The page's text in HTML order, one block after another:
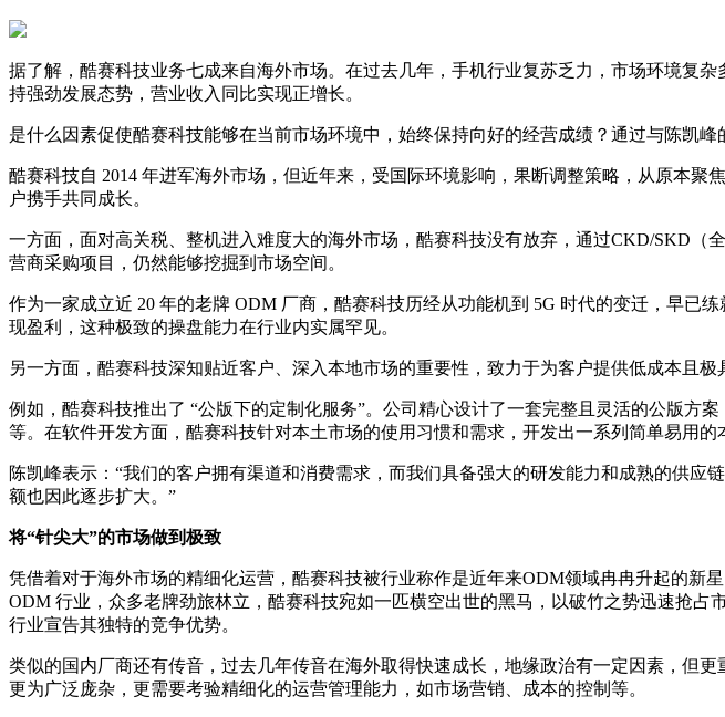
据了解，酷赛科技业务七成来自海外市场。在过去几年，手机行业复苏乏力，市场环境复
持强劲发展态势，营业收入同比实现正增长。
是什么因素促使酷赛科技能够在当前市场环境中，始终保持向好的经营成绩？通过与陈凯
酷赛科技自 2014 年进军海外市场，但近年来，受国际环境影响，果断调整策略，从原本
户携手共同成长。
一方面，面对高关税、整机进入难度大的海外市场，酷赛科技没有放弃，通过CKD/SKD
营商采购项目，仍然能够挖掘到市场空间。
作为一家成立近 20 年的老牌 ODM 厂商，酷赛科技历经从功能机到 5G 时代的变迁，早已
现盈利，这种极致的操盘能力在行业内实属罕见。
另一方面，酷赛科技深知贴近客户、深入本地市场的重要性，致力于为客户提供低成本且
例如，酷赛科技推出了 “公版下的定制化服务”。公司精心设计了一套完整且灵活的公版方
等。在软件开发方面，酷赛科技针对本土市场的使用习惯和需求，开发出一系列简单易用的
陈凯峰表示：“我们的客户拥有渠道和消费需求，而我们具备强大的研发能力和成熟的供
额也因此逐步扩大。”
将“针尖大”的市场做到极致
凭借着对于海外市场的精细化运营，酷赛科技被行业称作是近年来ODM领域冉冉升起的新
ODM 行业，众多老牌劲旅林立，酷赛科技宛如一匹横空出世的黑马，以破竹之势迅速抢
行业宣告其独特的竞争优势。
类似的国内厂商还有传音，过去几年传音在海外取得快速成长，地缘政治有一定因素，但
更为广泛庞杂，更需要考验精细化的运营管理能力，如市场营销、成本的控制等。